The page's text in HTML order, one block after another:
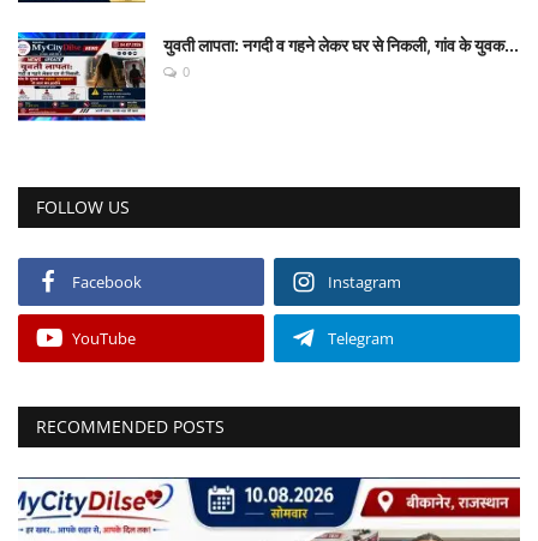
युवती लापता: नगदी व गहने लेकर घर से निकली, गांव के युवक...
0
FOLLOW US
Facebook Instagram
YouTube Telegram
RECOMMENDED POSTS